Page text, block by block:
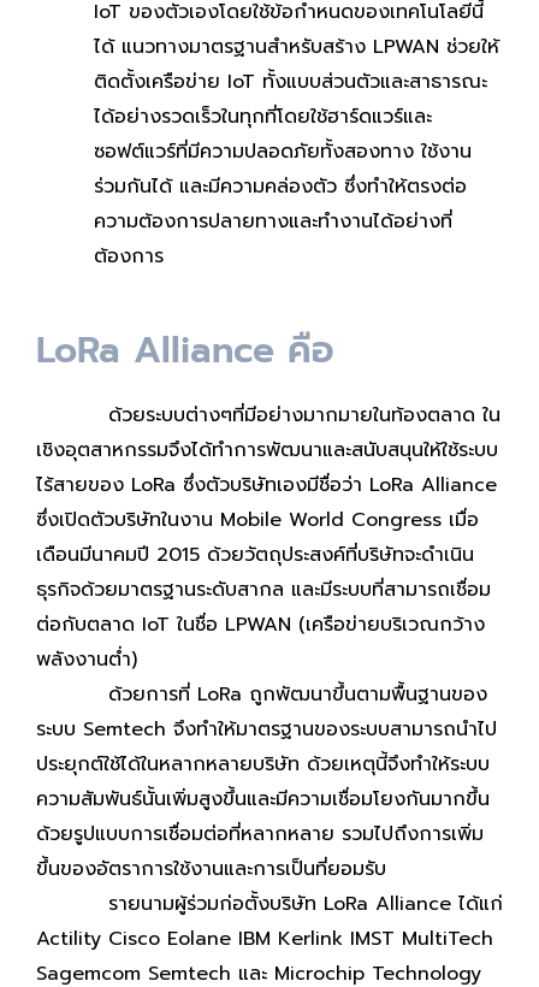
IoT ของตัวเองโดยใช้ข้อกำหนดของเทคโนโลยีนี้
ได้ แนวทางมาตรฐานสำหรับสร้าง LPWAN ช่วยให้
ติดตั้งเครือข่าย IoT ทั้งแบบส่วนตัวและสาธารณะ
ได้อย่างรวดเร็วในทุกที่โดยใช้ฮาร์ดแวร์และ
ซอฟต์แวร์ที่มีความปลอดภัยทั้งสองทาง ใช้งาน
ร่วมกันได้ และมีความคล่องตัว ซึ่งทำให้ตรงต่อ
ความต้องการปลายทางและทำงานได้อย่างที่
ต้องการ
LoRa Alliance คือ
ด้วยระบบต่างๆที่มีอย่างมากมายในท้องตลาด ใน
เชิงอุตสาหกรรมจึงได้ทำการพัฒนาและสนับสนุนให้ใช้ระบบ
ไร้สายของ LoRa ซึ่งตัวบริษัทเองมีชื่อว่า LoRa Alliance
ซึ่งเปิดตัวบริษัทในงาน Mobile World Congress เมื่อ
เดือนมีนาคมปี 2015 ด้วยวัตถุประสงค์ที่บริษัทจะดำเนิน
ธุรกิจด้วยมาตรฐานระดับสากล และมีระบบที่สามารถเชื่อม
ต่อกับตลาด IoT ในชื่อ LPWAN (เครือข่ายบริเวณกว้าง
พลังงานต่ำ)
ด้วยการที่ LoRa ถูกพัฒนาขึ้นตามพื้นฐานของ
ระบบ Semtech จึงทำให้มาตรฐานของระบบสามารถนำไป
ประยุกต์ใช้ได้ในหลากหลายบริษัท ด้วยเหตุนี้จึงทำให้ระบบ
ความสัมพันธ์นั้นเพิ่มสูงขึ้นและมีความเชื่อมโยงกันมากขึ้น
ด้วยรูปแบบการเชื่อมต่อที่หลากหลาย รวมไปถึงการเพิ่ม
ขึ้นของอัตราการใช้งานและการเป็นที่ยอมรับ
รายนามผู้ร่วมก่อตั้งบริษัท LoRa Alliance ได้แก่
Actility Cisco Eolane IBM Kerlink IMST MultiTech
Sagemcom Semtech และ Microchip Technology